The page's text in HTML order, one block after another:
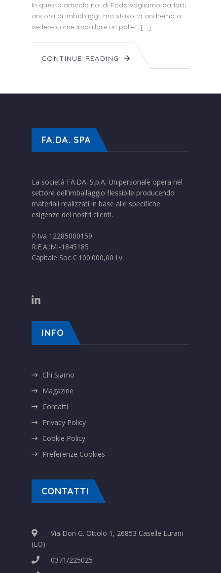
In questo articolo noi di Fada vogliamo parlarti
ancora di imballaggi, ma stavolta andremo a
vedere come imballare un pallet; […]
CONTINUE READING
FA.DA. SPA
La società FA.DA. S.p.A. Unipersonale opera nel
settore dell’imballaggio flessibile producendo
materiali realizzati in base alle specifiche
esigenze dei nostri clienti.
P.Iva 12285000159
R.E.A.:MI-1845185
Capitale Soc.€ 100.000,00 I.v
INFO
Chi Siamo
Magazine
Contatti
Privacy Policy
Cookie Policy
Preferenze Cookies
CONTATTI
Via Don G. Ottolo 1, 26853 Caselle Lurani
(LO)
0371/225025